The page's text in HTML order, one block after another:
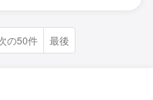
の50件 最後